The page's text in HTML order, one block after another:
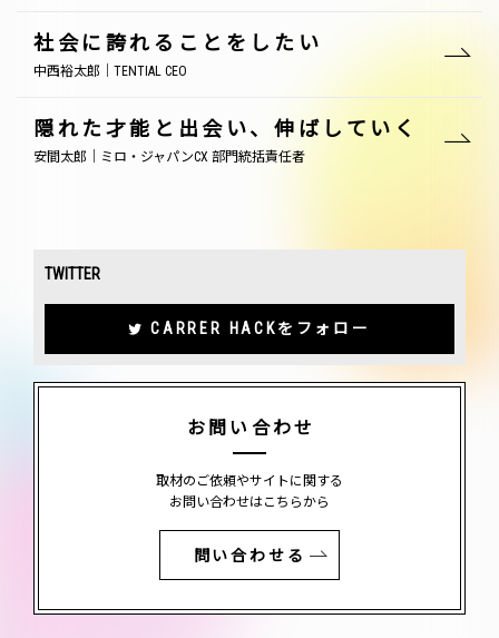
社会に誇れることをしたい
中西裕太郎｜TENTIAL CEO
隠れた才能と出会い、伸ばしていく
安間太郎｜ミロ・ジャパンCX 部門統括責任者
TWITTER
CARRER HACKをフォロー
お問い合わせ
取材のご依頼やサイトに関する
お問い合わせはこちらから
問い合わせる